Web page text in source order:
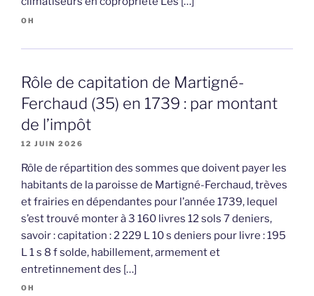
OH
Rôle de capitation de Martigné-
Ferchaud (35) en 1739 : par montant
de l’impôt
12 JUIN 2026
Rôle de répartition des sommes que doivent payer les
habitants de la paroisse de Martigné-Ferchaud, trèves
et frairies en dépendantes pour l’année 1739, lequel
s’est trouvé monter à 3 160 livres 12 sols 7 deniers,
savoir : capitation : 2 229 L 10 s deniers pour livre : 195
L 1 s 8 f solde, habillement, armement et
entretinnement des […]
OH